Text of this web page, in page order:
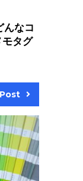
んなコ
タグ